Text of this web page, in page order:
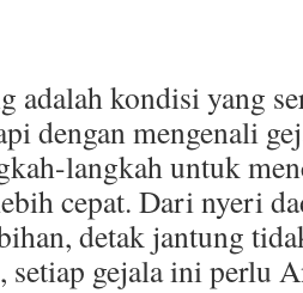
adalah kondisi yang
dengan mengenali
langkah untuk
cepat. Dari nyeri
detak jantung
setiap gejala ini perlu